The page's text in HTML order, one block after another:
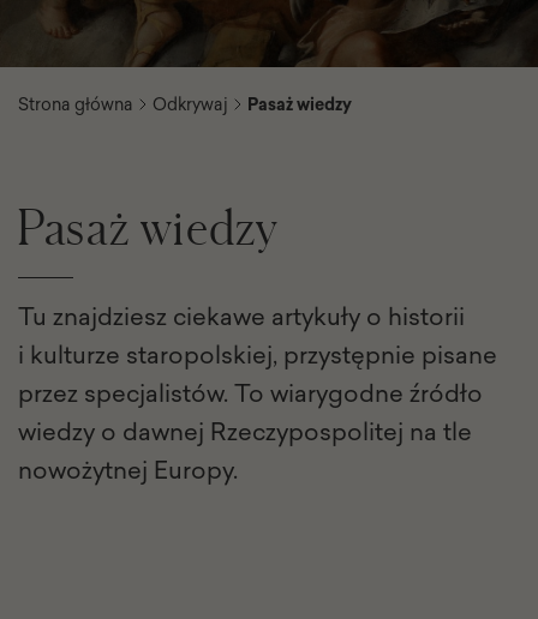
Strona główna Odkrywaj Pasaż wiedzy
Pasaż wiedzy
Tu znajdziesz ciekawe artykuły o historii
i kulturze staropolskiej, przystępnie pisane
przez specjalistów. To wiarygodne źródło
wiedzy o dawnej Rzeczypospolitej na tle
nowożytnej Europy.